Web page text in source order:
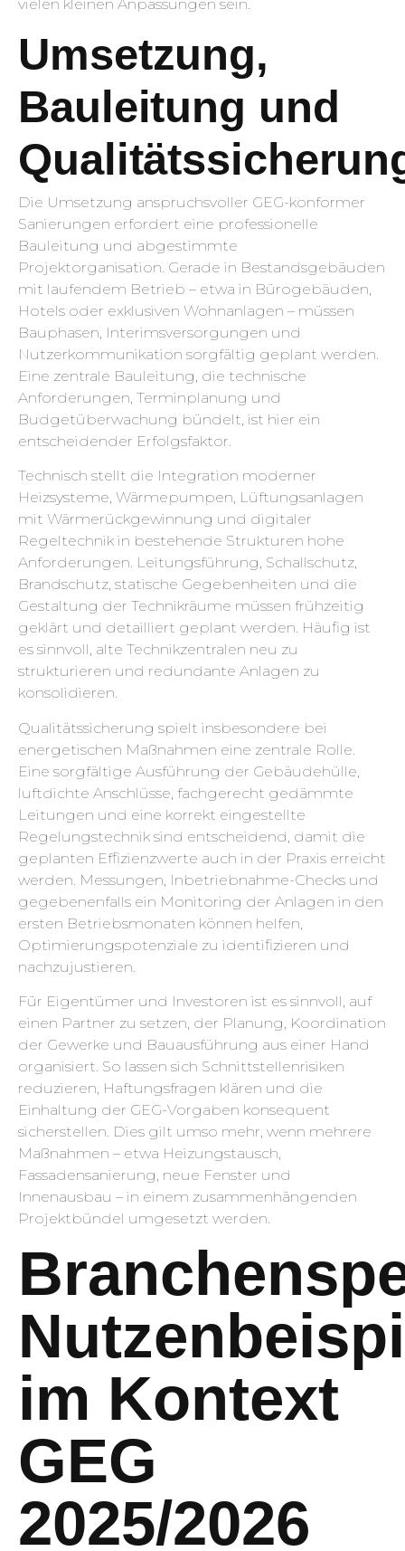
vielen kleinen Anpassungen sein.
Umsetzung,
Bauleitung und
Die Umsetzung anspruchsvoller GEG-konformer
Sanierungen erfordert eine professionelle
Bauleitung und abgestimmte
Projektorganisation. Gerade in Bestandsgebäuden
mit laufendem Betrieb – etwa in Bürogebäuden,
Hotels oder exklusiven Wohnanlagen – müssen
Bauphasen, Interimsversorgungen und
Nutzerkommunikation sorgfältig geplant werden.
Eine zentrale Bauleitung, die technische
Anforderungen, Terminplanung und
Budgetüberwachung bündelt, ist hier ein
entscheidender Erfolgsfaktor.
Technisch stellt die Integration moderner
Heizsysteme, Wärmepumpen, Lüftungsanlagen
mit Wärmerückgewinnung und digitaler
Regeltechnik in bestehende Strukturen hohe
Anforderungen. Leitungsführung, Schallschutz,
Brandschutz, statische Gegebenheiten und die
Gestaltung der Technikräume müssen frühzeitig
geklärt und detailliert geplant werden. Häufig ist
es sinnvoll, alte Technikzentralen neu zu
strukturieren und redundante Anlagen zu
konsolidieren.
Qualitätssicherung spielt insbesondere bei
energetischen Maßnahmen eine zentrale Rolle.
Eine sorgfältige Ausführung der Gebäudehülle,
luftdichte Anschlüsse, fachgerecht gedämmte
Leitungen und eine korrekt eingestellte
Regelungstechnik sind entscheidend, damit die
geplanten Effizienzwerte auch in der Praxis erreicht
werden. Messungen, Inbetriebnahme-Checks und
gegebenenfalls ein Monitoring der Anlagen in den
ersten Betriebsmonaten können helfen,
Optimierungspotenziale zu identifizieren und
nachzujustieren.
Für Eigentümer und Investoren ist es sinnvoll, auf
einen Partner zu setzen, der Planung, Koordination
der Gewerke und Bauausführung aus einer Hand
organisiert. So lassen sich Schnittstellenrisiken
reduzieren, Haftungsfragen klären und die
Einhaltung der GEG-Vorgaben konsequent
sicherstellen. Dies gilt umso mehr, wenn mehrere
Maßnahmen – etwa Heizungstausch,
Fassadensanierung, neue Fenster und
Innenausbau – in einem zusammenhängenden
Projektbündel umgesetzt werden.
im Kontext
GEG
2025/2026